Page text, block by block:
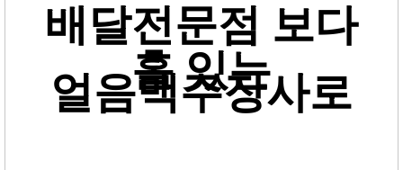
배달전문점 보다
홀 있는
얼음맥주장사로